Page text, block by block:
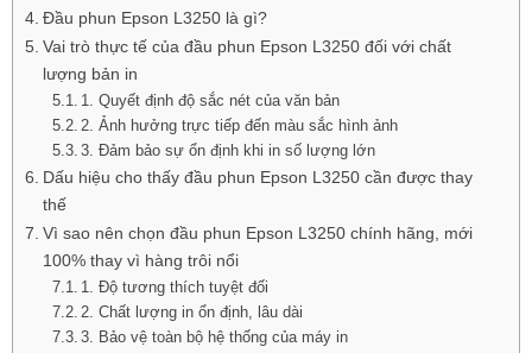
Đầu phun Epson L3250 là gì?
Vai trò thực tế của đầu phun Epson L3250 đối với chất
lượng bản in
1. Quyết định độ sắc nét của văn bản
2. Ảnh hưởng trực tiếp đến màu sắc hình ảnh
3. Đảm bảo sự ổn định khi in số lượng lớn
Dấu hiệu cho thấy đầu phun Epson L3250 cần được thay
thế
Vì sao nên chọn đầu phun Epson L3250 chính hãng, mới
100% thay vì hàng trôi nổi
1. Độ tương thích tuyệt đối
2. Chất lượng in ổn định, lâu dài
3. Bảo vệ toàn bộ hệ thống của máy in